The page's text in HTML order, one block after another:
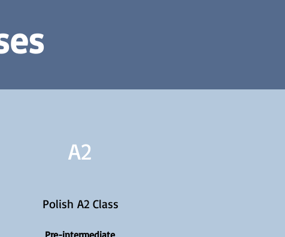
A2
Polish A2 Class